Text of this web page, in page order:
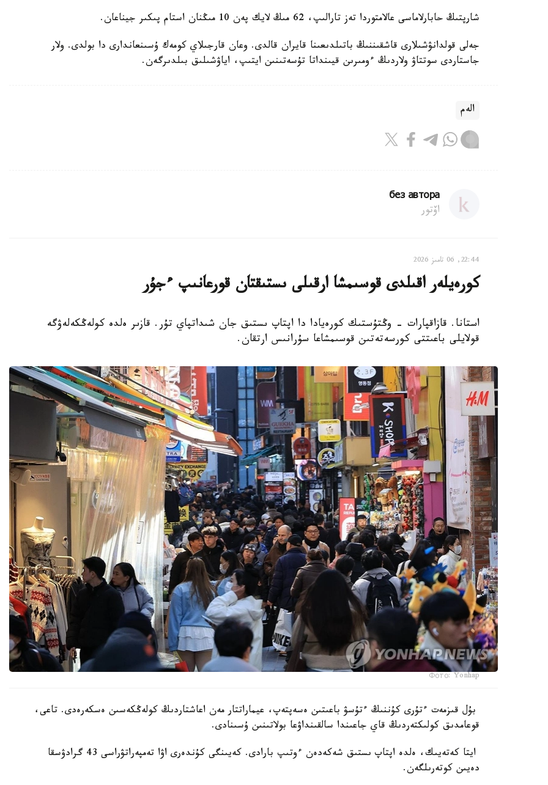
شارپتىڭ حابارلاماسى عالامتوردا تەز تارالىپ، 62 مىڭ لايك پەن 10 مىڭنان استام پىكىر جيناعان.
جەلى قولدانۋشىلارى قاشقىننىڭ باتىلدىعىنا قايران قالدى. وعان قارجىلاي كومەك ۇسىنعاندارى دا بولدى. ولار
جاستاردى سوتتاۋ ولاردىڭ ءومىرىن قيىنداتا تۇسەتىنىن ايتىپ، اياۋشىلىق بىلدىرگەن.
الەم
без автора
اۆتور
22:44, 06 تامىز 2026
كورەيلەر اقىلدى قوسىمشا ارقىلى ىستىقتان قورعانىپ ءجۇر
استانا. قازاقپارات - وڭتۇستىك كورەيادا دا اپتاپ ىستىق جان شىداتپاي تۇر. قازىر ەلدە كولەڭكەلەۋگە
قولايلى باعىتتى كورسەتەتىن قوسىمشاعا سۇرانىس ارتقان.
Фото: Yonhap
بۇل قىزمەت ءتۇرى كۇننىڭ ءتۇسۋ باعىتىن ەسەپتەپ، عيماراتتار مەن اعاشتاردىڭ كولەڭكەسىن ەسكەرەدى. تاعى،
قوعامدىق كولىكتەردىڭ قاي جاعىندا سالقىنداۋعا بولاتىنىن ۇسىنادى.
ايتا كەتەيىك، ەلدە اپتاپ ىستىق شەكەدەن ءوتىپ بارادى. كەيىنگى كۇندەرى اۋا تەمپەراتۋراسى 43 گرادۋسقا
دەيىن كوتەرىلگەن.